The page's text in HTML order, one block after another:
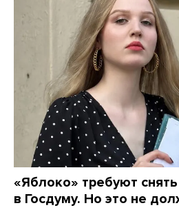
«Яблоко» требуют
в Госдуму. Но это не